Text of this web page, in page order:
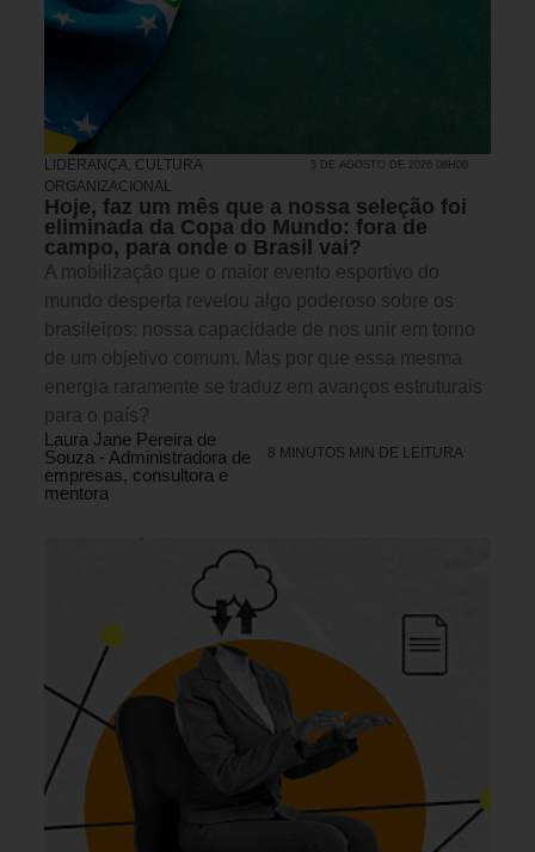
LIDERANÇA CULTURA
ORGANIZACIONAL
5 DE AGOSTO DE 2026 08H00
Hoje, faz um mês que a nossa seleção foi
eliminada da Copa do Mundo: fora de
campo, para onde o Brasil vai?
A mobilização que o maior evento esportivo do
mundo desperta revelou algo poderoso sobre os
brasileiros: nossa capacidade de nos unir em torno
de um objetivo comum. Mas por que essa mesma
energia raramente se traduz em avanços estruturais
para o país?
Laura Jane Pereira de
Souza - Administradora de
empresas, consultora e
mentora
8 MINUTOS MIN DE LEITURA